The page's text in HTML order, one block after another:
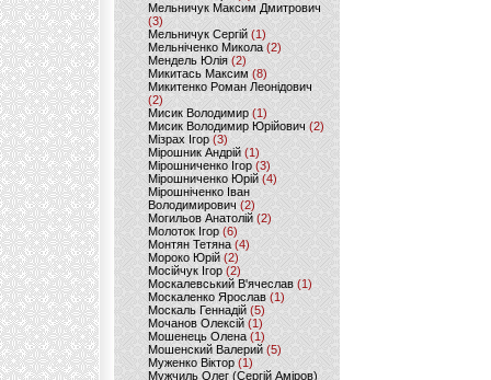
Мельничук Максим Дмитрович
(3)
Мельничук Сергій (1)
Мельніченко Микола (2)
Мендель Юлія (2)
Микитась Максим (8)
Микитенко Роман Леонідович
(2)
Мисик Володимир (1)
Мисик Володимир Юрійович(2)
Мізрах Ігор(3)
Мірошник Андрій(1)
Мірошниченко Ігор (3)
Мірошниченко Юрій(4)
Мірошніченко Іван
Володимирович (2)
Могильов Анатолій (2)
Молоток Ігор (6)
Монтян Тетяна (4)
Мороко Юрій(2)
Мосійчук Ігор (2)
Москалевський В'ячеслав (1)
Москаленко Ярослав (1)
Москаль Геннадій (5)
Мочанов Олексій(1)
Мошенець Олена(1)
Мошенский Валерий (5)
Муженко Віктор (1)
Мужчиль Олег (Сергій Аміров)